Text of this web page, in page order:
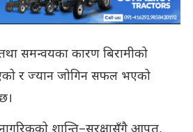
समन्वयका कारण बिरामीको
र ज्यान जोगिन सफल भएको